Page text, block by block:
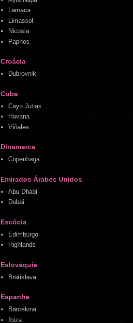
Larnaca
Limassol
Nicosia
Paphos
Croácia
Dubrovnik
Cuba
Cayo Jutias
Havana
Viñales
Dinamarca
Copenhaga
Emirados Árabes Unidos
Abu Dhabi
Dubai
Escócia
Edimburgo
Highlands
Eslováquia
Bratislava
Espanha
Barcelona
Ibiza